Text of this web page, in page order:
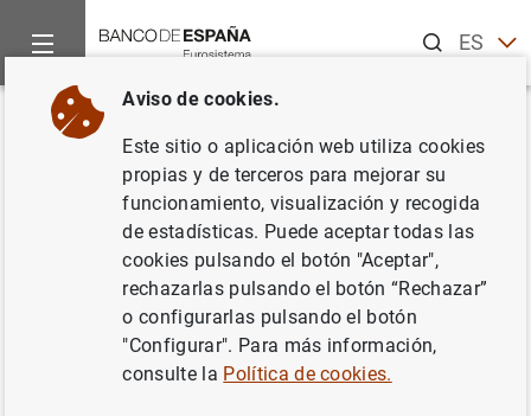
ESEN
Inicio Noticias y eventos
Volver
Resultados de la encuesta a
expertos en previsión
económica del BCE
correspondiente al primer
trimestre de 2015
Aviso de cookies.
Este sitio o aplicación web utiliza cookies
propias y de terceros para mejorar su
funcionamiento, visualización y recogida
de estadísticas. Puede aceptar todas las
cookies pulsando el botón "Aceptar",
rechazarlas pulsando el botón “Rechazar”
o configurarlas pulsando el botón
"Configurar". Para más información,
consulte la Política de cookies.